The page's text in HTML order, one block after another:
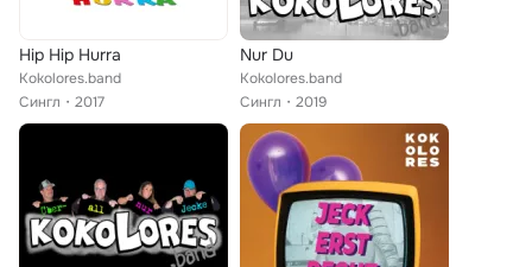
Hip Hip Hurra
Kokolores.band
Сингл
2017
Nur Du
Kokolores.band
Сингл
2019